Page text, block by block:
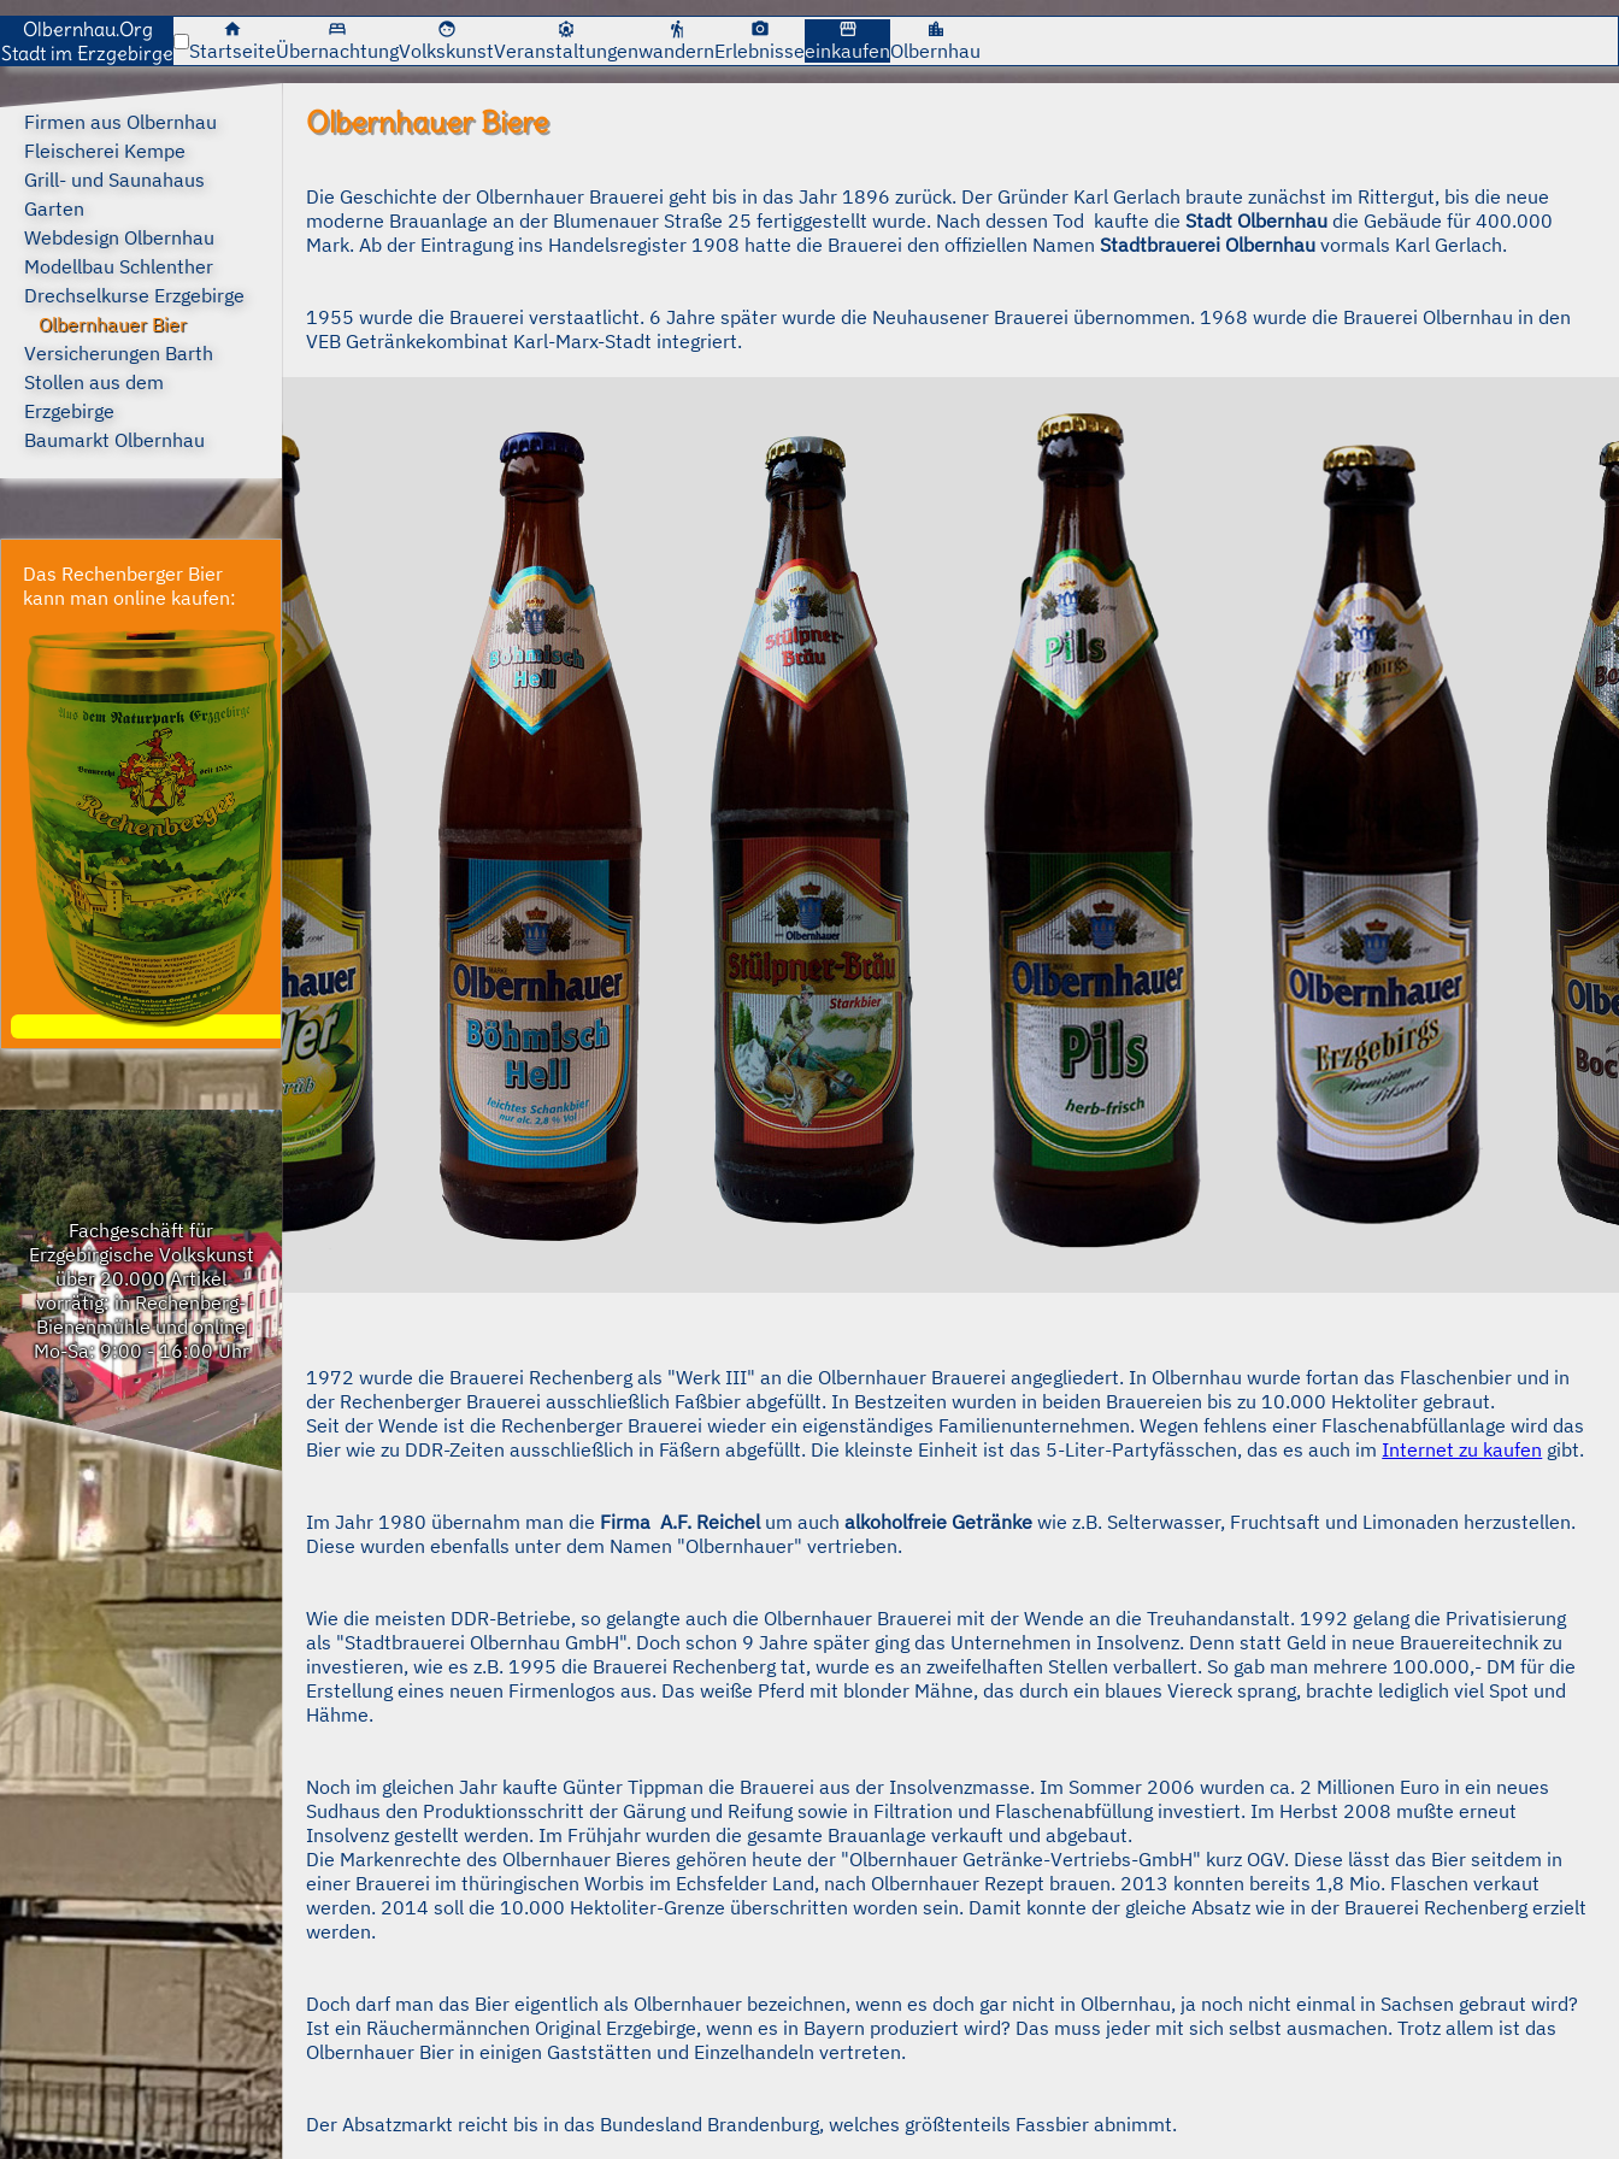
Olbernhau.Org
Stadt im Erzgebirge
home
Startseite
bed
Übernachtung
face
Volkskunst
attractions
Veranstaltungen
hiking
wandern
photo_camera
Erlebnisse
storefront
einkaufen
location_city
Olbernhau
Firmen aus Olbernhau
Fleischerei Kempe
Grill- und Saunahaus
Garten
Webdesign Olbernhau
Modellbau Schlenther
Drechselkurse Erzgebirge
Olbernhauer Bier
Versicherungen Barth
Stollen aus dem
Erzgebirge
Baumarkt Olbernhau
Das Rechenberger Bier
kann man online kaufen:
Fachgeschäft für
Erzgebirgische Volkskunst
über 20.000 Artikel
vorrätig: in Rechenberg-
Bienenmühle und online
Mo-Sa: 9:00 - 16:00 Uhr
Olbernhauer Biere
Die Geschichte der Olbernhauer Brauerei geht bis in das Jahr 1896 zurück. Der Gründer Karl Gerlach braute zunächst im Rittergut, bis die neue
moderne Brauanlage an der Blumenauer Straße 25 fertiggestellt wurde. Nach dessen Tod kaufte dieStadt Olbernhau die Gebäude für 400.000
Mark. Ab der Eintragung ins Handelsregister 1908 hatte die Brauerei den offiziellen NamenStadtbrauerei Olbernhau vormals Karl Gerlach.
1955 wurde die Brauerei verstaatlicht. 6 Jahre später wurde die Neuhausener Brauerei übernommen. 1968 wurde die Brauerei Olbernhau in den
VEB Getränkekombinat Karl-Marx-Stadt integriert.
1972 wurde die Brauerei Rechenberg als "Werk III" an die Olbernhauer Brauerei angegliedert. In Olbernhau wurde fortan das Flaschenbier und in
der Rechenberger Brauerei ausschließlich Faßbier abgefüllt. In Bestzeiten wurden in beiden Brauereien bis zu 10.000 Hektoliter gebraut.
Seit der Wende ist die Rechenberger Brauerei wieder ein eigenständiges Familienunternehmen. Wegen fehlens einer Flaschenabfüllanlage wird das
Bier wie zu DDR-Zeiten ausschließlich in Fäßern abgefüllt. Die kleinste Einheit ist das 5-Liter-Partyfässchen, das es auch im Internet zu kaufen gibt.
Im Jahr 1980 übernahm man die Firma A.F. Reichelum auchalkoholfreie Getränke wie z.B. Selterwasser, Fruchtsaft und Limonaden herzustellen.
Diese wurden ebenfalls unter dem Namen "Olbernhauer" vertrieben.
Wie die meisten DDR-Betriebe, so gelangte auch die Olbernhauer Brauerei mit der Wende an die Treuhandanstalt. 1992 gelang die Privatisierung
als "Stadtbrauerei Olbernhau GmbH". Doch schon 9 Jahre später ging das Unternehmen in Insolvenz. Denn statt Geld in neue Brauereitechnik zu
investieren, wie es z.B. 1995 die Brauerei Rechenberg tat, wurde es an zweifelhaften Stellen verballert. So gab man mehrere 100.000,- DM für die
Erstellung eines neuen Firmenlogos aus. Das weiße Pferd mit blonder Mähne, das durch ein blaues Viereck sprang, brachte lediglich viel Spot und
Hähme.
Noch im gleichen Jahr kaufte Günter Tippman die Brauerei aus der Insolvenzmasse. Im Sommer 2006 wurden ca. 2 Millionen Euro in ein neues
Sudhaus den Produktionsschritt der Gärung und Reifung sowie in Filtration und Flaschenabfüllung investiert. Im Herbst 2008 mußte erneut
Insolvenz gestellt werden. Im Frühjahr wurden die gesamte Brauanlage verkauft und abgebaut.
Die Markenrechte des Olbernhauer Bieres gehören heute der "Olbernhauer Getränke-Vertriebs-GmbH" kurz OGV. Diese lässt das Bier seitdem in
einer Brauerei im thüringischen Worbis im Echsfelder Land, nach Olbernhauer Rezept brauen. 2013 konnten bereits 1,8 Mio. Flaschen verkaut
werden. 2014 soll die 10.000 Hektoliter-Grenze überschritten worden sein. Damit konnte der gleiche Absatz wie in der Brauerei Rechenberg erzielt
werden.
Doch darf man das Bier eigentlich als Olbernhauer bezeichnen, wenn es doch gar nicht in Olbernhau, ja noch nicht einmal in Sachsen gebraut wird?
Ist ein Räuchermännchen Original Erzgebirge, wenn es in Bayern produziert wird? Das muss jeder mit sich selbst ausmachen. Trotz allem ist das
Olbernhauer Bier in einigen Gaststätten und Einzelhandeln vertreten.
Der Absatzmarkt reicht bis in das Bundesland Brandenburg, welches größtenteils Fassbier abnimmt.